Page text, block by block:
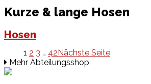
Kurze & lange Hosen
Hosen
1 2 3 … 42Nächste Seite
Mehr Abteilungsshop